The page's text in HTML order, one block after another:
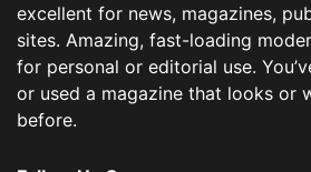
excellent for news, magazines,
sites. Amazing, fast-loading
for personal or editorial use.
or used a magazine that looks or
before.